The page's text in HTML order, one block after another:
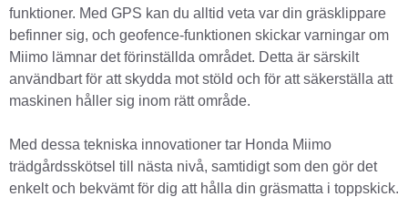
funktioner. Med GPS kan du alltid veta var din gräsklippare
befinner sig, och geofence-funktionen skickar varningar om
Miimo lämnar det förinställda området. Detta är särskilt
användbart för att skydda mot stöld och för att säkerställa att
maskinen håller sig inom rätt område.
Med dessa tekniska innovationer tar Honda Miimo
trädgårdsskötsel till nästa nivå, samtidigt som den gör det
enkelt och bekvämt för dig att hålla din gräsmatta i toppskick.